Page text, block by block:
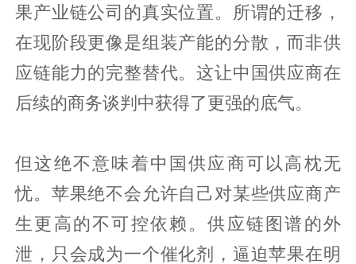
果产业链公司的真实位置。所谓的迁移，
在现阶段更像是组装产能的分散，而非供
应链能力的完整替代。这让中国供应商在
后续的商务谈判中获得了更强的底气。
但这绝不意味着中国供应商可以高枕无
忧。苹果绝不会允许自己对某些供应商产
生更高的不可控依赖。供应链图谱的外
泄，只会成为一个催化剂，逼迫苹果在明